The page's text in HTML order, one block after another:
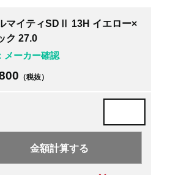
マイティSDⅡ 13H イエロー×
ク 27.0
メーカー確認
（税抜）